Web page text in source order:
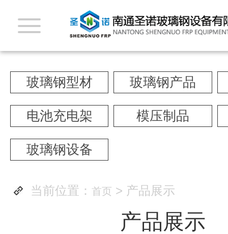
玻璃钢型材 玻璃钢产品
电池充电架 模压制品
玻璃钢设备
当前位置： 首页 > 产品展示
产品展示